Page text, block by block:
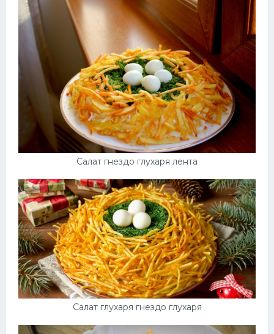
Салат гнездо глухаря лента
Салат глухаря гнездо глухаря